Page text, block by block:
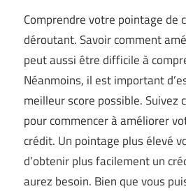
Comprendre votre pointage de
déroutant. Savoir comment
peut aussi être difficile à
Néanmoins, il est important
meilleur score possible. Suivez
pour commencer à améliorer
crédit. Un pointage plus élevé
d’obtenir plus facilement un
aurez besoin. Bien que vous